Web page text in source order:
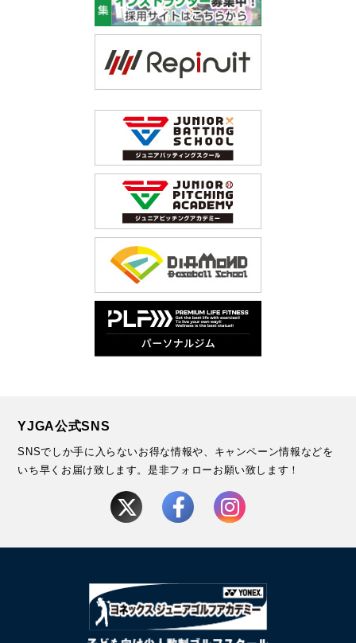
YJGA公式SNS
SNSでしか手に入らないお得な情報や、キャンペーン情報などを
いち早くお届け致します。是非フォローお願い致します！